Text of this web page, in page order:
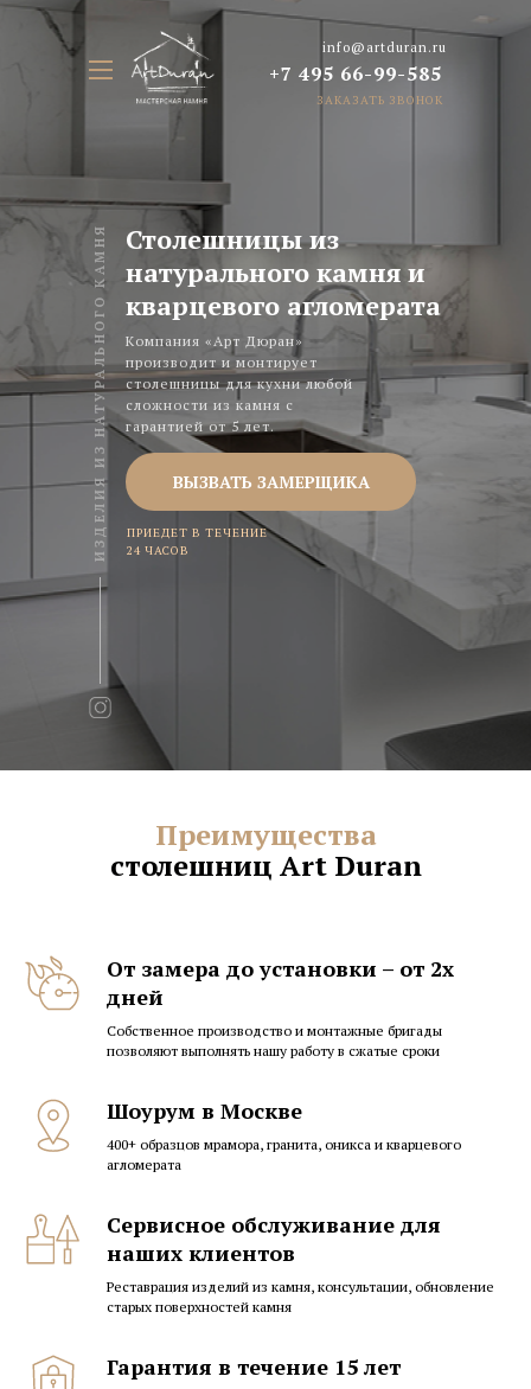
Столешницы из
натурального камня и
кварцевого агломерата
ВЫЗВАТЬ ЗАМЕРЩИКА
ИЗДЕЛИЯ ИЗ НАТУРАЛЬНОГО КАМНЯ
info@artduran.ru
Компания «Арт Дюран»
производит и монтирует
столешницы для кухни любой
сложности из камня с
гарантией от 5 лет.
ПРИЕДЕТ В ТЕЧЕНИЕ
24 ЧАСОВ
+7 495 66-99-585
ЗАКАЗАТЬ ЗВОНОК
LET'S GO!
LET'S
GO!
LET'S
GO!
Преимущества
столешниц Art Duran
От замера до установки – от 2х
дней
Собственное производство и монтажные бригады
позволяют выполнять нашу работу в сжатые сроки
Шоурум в Москве
400+ образцов мрамора, гранита, оникса и кварцевого
агломерата
Сервисное обслуживание для
наших клиентов
Реставрация изделий из камня, консультации, обновление
старых поверхностей камня
Гарантия в течение 15 лет